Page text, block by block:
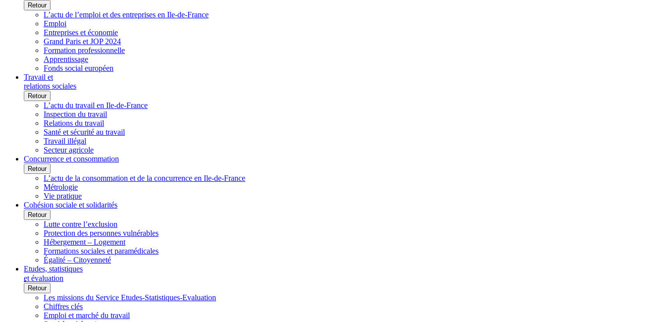
Retour
L’actu de l’emploi et des entreprises en Ile-de-France
Emploi
Entreprises et économie
Grand Paris et JOP 2024
Formation professionnelle
Apprentissage
Fonds social européen
Travail et
relations sociales
Retour
L’actu du travail en Ile-de-France
Inspection du travail
Relations du travail
Santé et sécurité au travail
Travail illégal
Secteur agricole
Concurrence et consommation
Retour
L’actu de la consommation et de la concurrence en Ile-de-France
Métrologie
Vie pratique
Cohésion sociale et solidarités
Retour
Lutte contre l’exclusion
Protection des personnes vulnérables
Hébergement – Logement
Formations sociales et paramédicales
Égalité – Citoyenneté
Etudes, statistiques
et évaluation
Retour
Les missions du Service Etudes-Statistiques-Evaluation
Chiffres clés
Emploi et marché du travail